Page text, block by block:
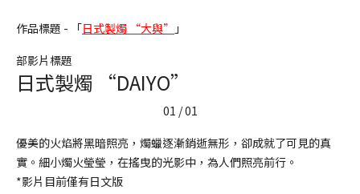
作品標題 - 「日式製燭 “大與” 」
部影片標題
日式製燭 “DAIYO”
01 / 01
優美的火焰將黑暗照亮，燭蠟逐漸銷逝無形，卻成就了可見的真
實。細小燭火瑩瑩，在搖曳的光影中，為人們照亮前行。
*影片目前僅有日文版